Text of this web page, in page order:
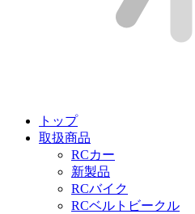
トップ
取扱商品
RCカー
新製品
RCバイク
RCベルトビークル